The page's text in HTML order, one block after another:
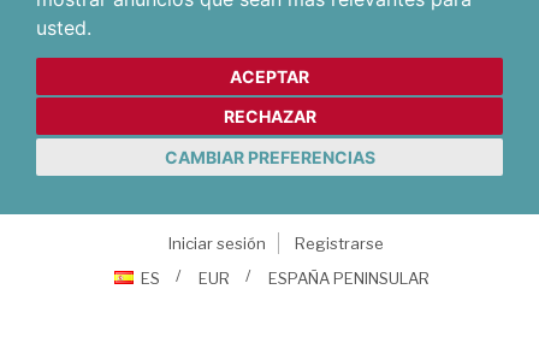
usted.
ACEPTAR
RECHAZAR
CAMBIAR PREFERENCIAS
Iniciar sesión
Registrarse
ES
EUR ESPAÑA PENINSULAR